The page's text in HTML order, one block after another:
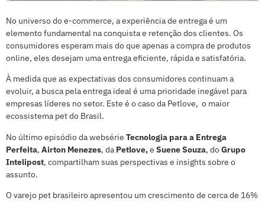
No universo do e-commerce, a experiência de entrega é um
elemento fundamental na conquista e retenção dos clientes. Os
consumidores esperam mais do que apenas a compra de produtos
online, eles desejam uma entrega eficiente, rápida e satisfatória.
À medida que as expectativas dos consumidores continuam a
evoluir, a busca pela entrega ideal é uma prioridade inegável para
empresas líderes no setor. Este é o caso da Petlove, o maior
ecossistema pet do Brasil.
No último episódio da websérie Tecnologia para a Entrega
Perfeita, Airton Menezes, da Petlove,e Suene Souza, doGrupo
Intelipost, compartilham suas perspectivas e insights sobre o
assunto.
O varejo pet brasileiro apresentou um crescimento de cerca de 16%